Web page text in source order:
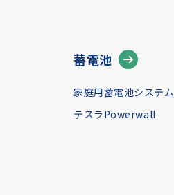
蓄電池
家庭用蓄電池システム
テスラPowerwall